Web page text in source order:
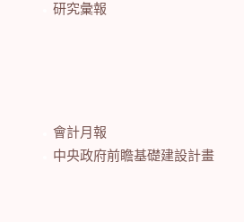
研究彙報
會計月報
中央政府前瞻基礎建設計畫特別預算會計月報